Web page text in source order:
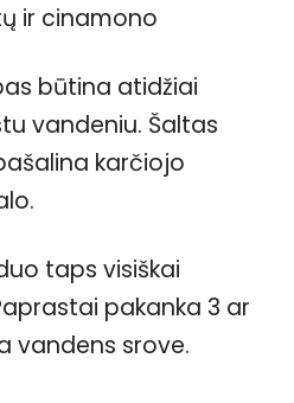
ir cinamono
būtina atidžiai
vandeniu. Šaltas
karčiojo
taps visiškai
pakanka 3 ar
vandens srove.